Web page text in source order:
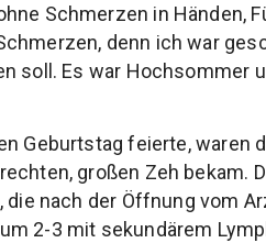
Schmerzen in Händen,
denn ich war
soll. Es war Hochsommer
Geburtstag feierte, waren
großen Zeh bekam.
nach der Öffnung vom
2-3 mit sekundärem